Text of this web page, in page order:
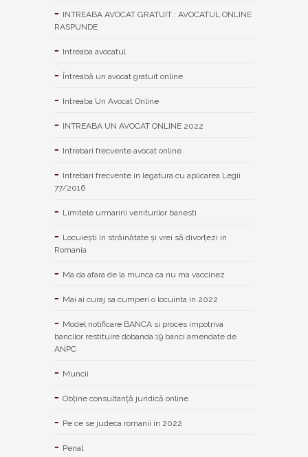
INTREABA AVOCAT GRATUIT : AVOCATUL ONLINE
RASPUNDE
Intreaba avocatul
Întreabă un avocat gratuit online
Intreaba Un Avocat Online
INTREABA UN AVOCAT ONLINE 2022
Intrebari frecvente avocat online
Intrebari frecvente in legatura cu aplicarea Legii
77/2016
Limitele urmaririi veniturilor banesti
Locuiești în străinătate și vrei să divorțezi in
Romania
Ma da afara de la munca ca nu ma vaccinez
Mai ai curaj sa cumperi o locuinta in 2022
Model notificare BANCA si proces impotriva
bancilor restituire dobanda 19 banci amendate de
ANPC
Muncii
Obține consultanță juridică online
Pe ce se judeca romanii in 2022
Penal